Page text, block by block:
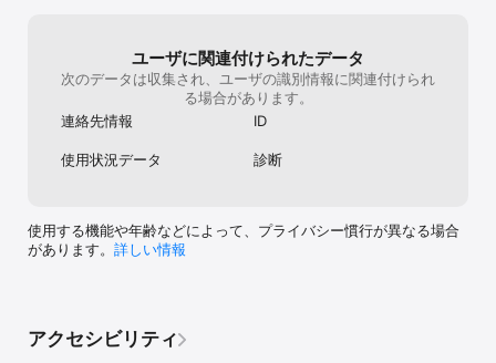
ユーザに関連付けられたデータ
次のデータは収集され、ユーザの識別情報に関連付けられ
る場合があります。
連絡先情報
ID
使用状況データ 診断
使用する機能や年齢などによって、プライバシー慣行が異なる場合
があります。 詳しい情報
アクセシビリティ